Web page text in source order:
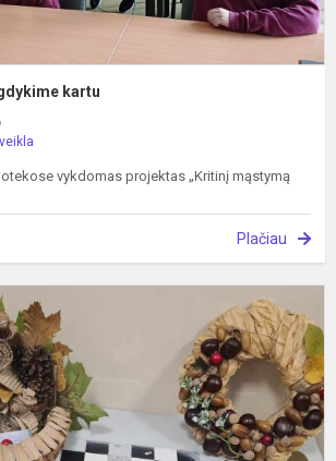
kartu
vykdomas projektas „Kritinį mąstymą
Plačiau